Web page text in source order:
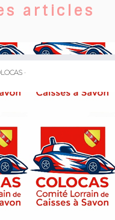
articles
·